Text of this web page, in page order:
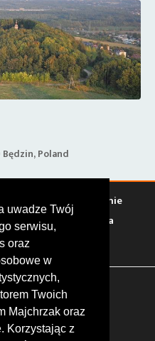
uwadze Twój
serwisu,
oraz
w
Twoich
Majchrzak oraz
Korzystając z
Poland
Stacje paliw
Jedzenie
Rajdy
Spotkania